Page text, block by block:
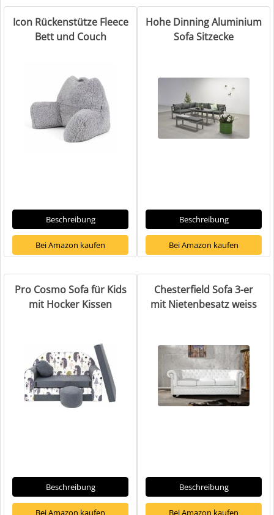
Icon Rückenstütze Fleece
Bett und Couch
Beschreibung
Bei Amazon kaufen
Hohe Dinning Aluminium
Sofa Sitzecke
Beschreibung
Bei Amazon kaufen
Pro Cosmo Sofa für Kids
mit Hocker Kissen
Beschreibung
Bei Amazon kaufen
Chesterfield Sofa 3-er
mit Nietenbesatz weiss
Beschreibung
Bei Amazon kaufen